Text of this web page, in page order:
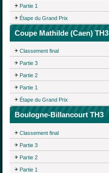
Partie 1
Étape du Grand Prix
Coupe Mathilde (Caen) TH3
Classement final
Partie 3
Partie 2
Partie 1
Étape du Grand Prix
Boulogne-Billancourt TH3
Classement final
Partie 3
Partie 2
Partie 1